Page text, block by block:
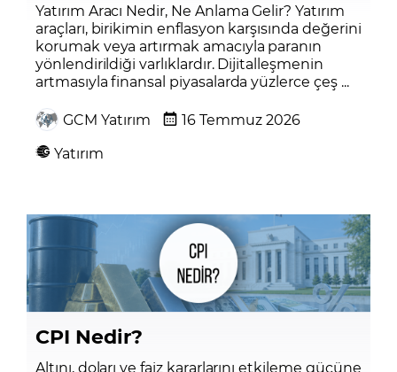
Yatırım Aracı Nedir, Ne Anlama Gelir? Yatırım
araçları, birikimin enflasyon karşısında değerini
korumak veya artırmak amacıyla paranın
yönlendirildiği varlıklardır. Dijitalleşmenin
artmasıyla finansal piyasalarda yüzlerce çeş ...
GCM Yatırım
16 Temmuz 2026
Yatırım
CPI Nedir?
Altını, doları ve faiz kararlarını etkileme gücüne